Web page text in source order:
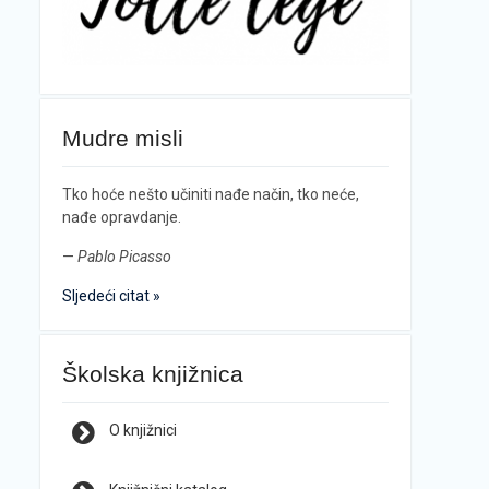
Mudre misli
Tko hoće nešto učiniti nađe način, tko neće,
nađe opravdanje.
— Pablo Picasso
Sljedeći citat »
Školska knjižnica
O knjižnici